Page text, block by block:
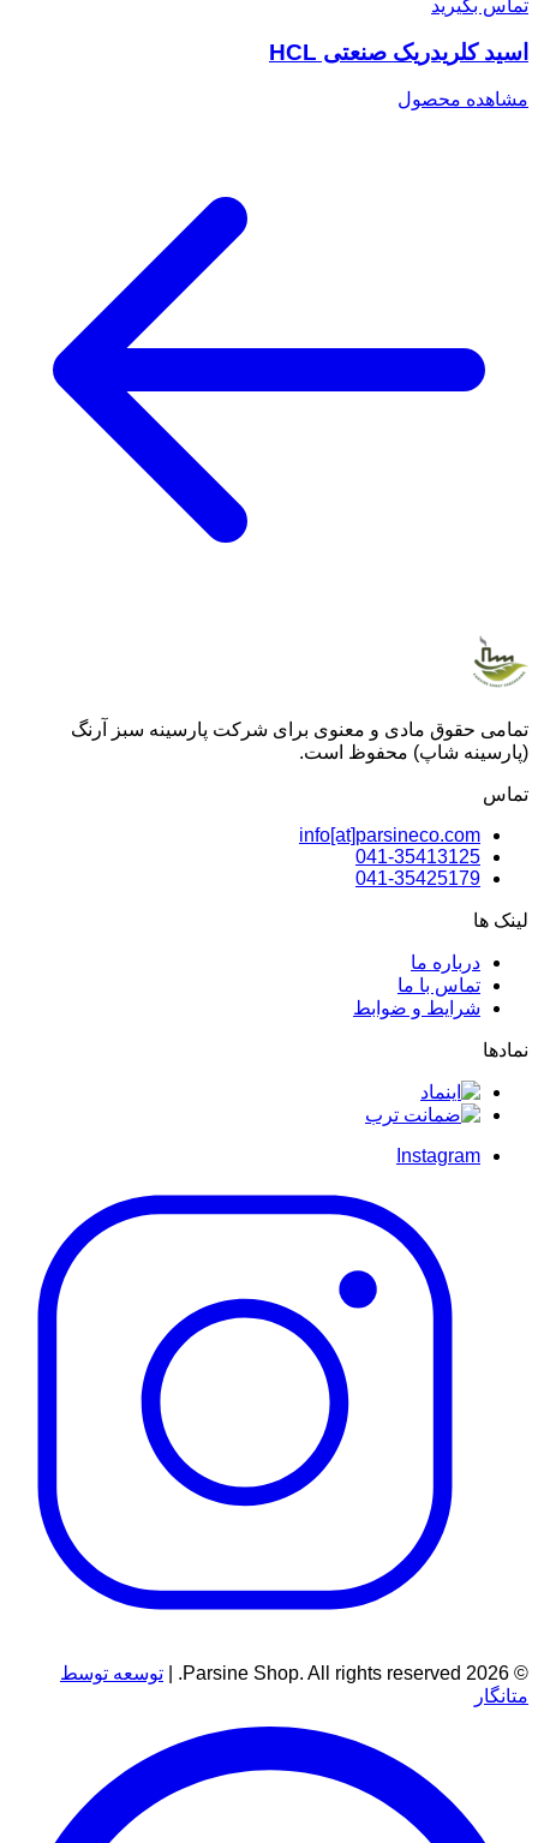
تماس بگیرید
اسید کلریدریک صنعتی HCL
مشاهده محصول
تمامی حقوق مادی و معنوی برای شرکت پارسینه سبز آرنگ
(پارسینه شاپ) محفوظ است.
تماس
info[at]parsineco.com
041-35413125
041-35425179
لینک ها
درباره ما
تماس با ما
شرایط و ضوابط
نمادها
Instagram
© 2026 Parsine Shop. All rights reserved. |
توسعه توسط
متانگار